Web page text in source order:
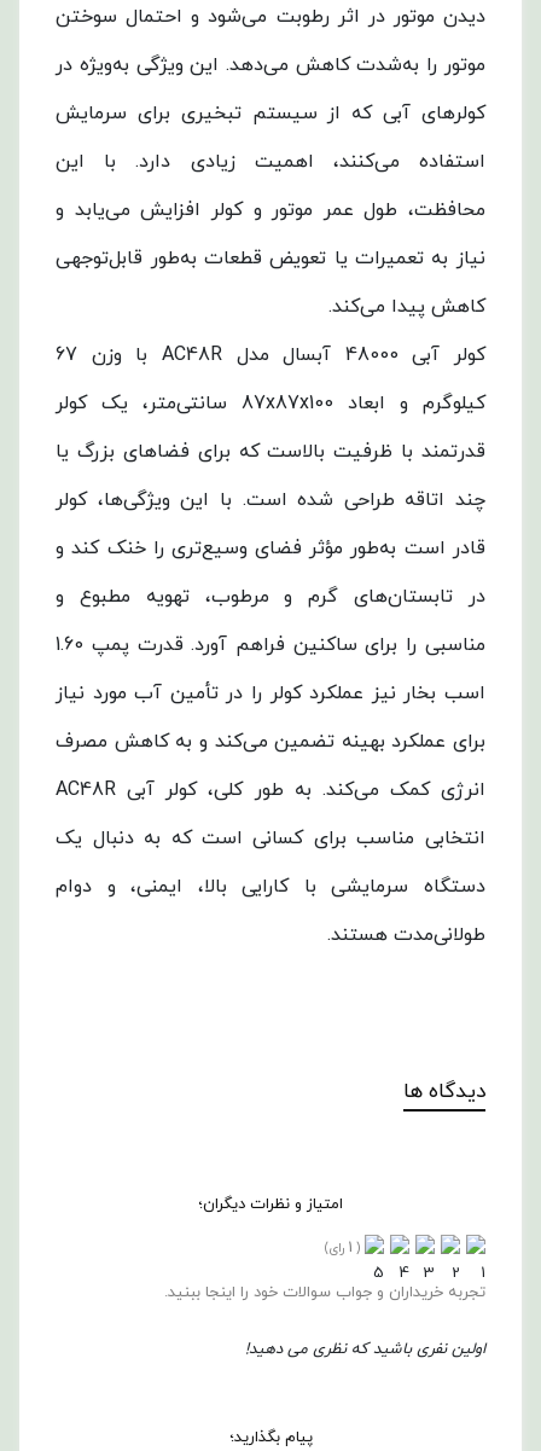
دیدن موتور در اثر رطوبت می‌شود و احتمال سوختن
موتور را به‌شدت کاهش می‌دهد. این ویژگی به‌ویژه در
کولرهای آبی که از سیستم تبخیری برای سرمایش
استفاده می‌کنند، اهمیت زیادی دارد. با این
محافظت، طول عمر موتور و کولر افزایش می‌یابد و
نیاز به تعمیرات یا تعویض قطعات به‌طور قابل‌توجهی
کاهش پیدا می‌کند.
کولر آبی 48000 آبسال مدل AC48R با وزن 67
کیلوگرم و ابعاد 87x87x100 سانتی‌متر، یک کولر
قدرتمند با ظرفیت بالاست که برای فضاهای بزرگ یا
چند اتاقه طراحی شده است. با این ویژگی‌ها، کولر
قادر است به‌طور مؤثر فضای وسیع‌تری را خنک کند و
در تابستان‌های گرم و مرطوب، تهویه مطبوع و
مناسبی را برای ساکنین فراهم آورد. قدرت پمپ 1.60
اسب بخار نیز عملکرد کولر را در تأمین آب مورد نیاز
برای عملکرد بهینه تضمین می‌کند و به کاهش مصرف
انرژی کمک می‌کند. به طور کلی، کولر آبی AC48R
انتخابی مناسب برای کسانی است که به دنبال یک
دستگاه سرمایشی با کارایی بالا، ایمنی، و دوام
طولانی‌مدت هستند.
دیدگاه ها
امتیاز و نظرات دیگران؛
(
1 رای)
تجربه خریداران و جواب سوالات خود را اینجا ببنید.
اولین نفری باشید که نظری می دهید!
پیام بگذارید؛